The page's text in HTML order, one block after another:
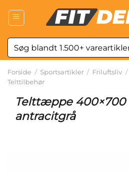
Søg
efter:
Forside / Sportsartikler / Friluftsliv /
Telttilbehør
Telttæppe 400×700
antracitgrå